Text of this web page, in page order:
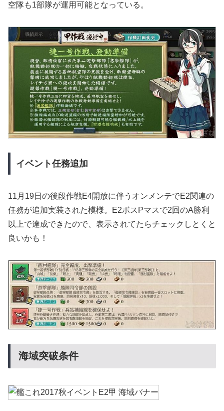
空隊も1部隊が運用可能となっている。
イベント任務追加
11月19日の後段作戦E4開放に伴うオンメンテでE2関連の
任務が追加実装された模様。E2ボスPマスで2回のA勝利
以上で達成できたので、表示されてたらチェックしとくと
良いかも！
海域突破条件